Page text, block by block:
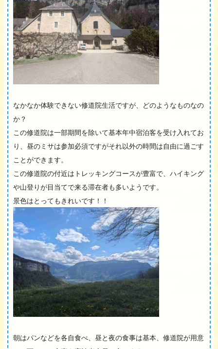
なかなか体験できない修道院生活ですが、どのようなものなの
か？
この修道院は一部期間を除いて基本年中宿泊客を受け入れてお
り、昼のミサは参加必須ですがそれ以外の時間は自由に過ごす
ことができます。
この修道院の付近はトレッキングコースが豊富で、ハイキング
や山登りが目当てで来る滞在者も多いようです。
景色はとってもきれいです！！
朝はパンなどを各自食べ、昼と夜の食事は基本、修道院が用意